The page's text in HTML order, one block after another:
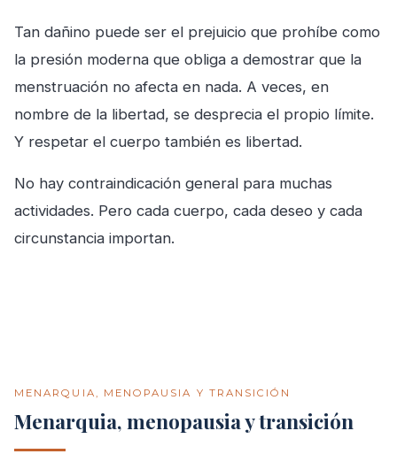
Tan dañino puede ser el prejuicio que prohíbe como
la presión moderna que obliga a demostrar que la
menstruación no afecta en nada. A veces, en
nombre de la libertad, se desprecia el propio límite.
Y respetar el cuerpo también es libertad.
No hay contraindicación general para muchas
actividades. Pero cada cuerpo, cada deseo y cada
circunstancia importan.
MENARQUIA, MENOPAUSIA Y TRANSICIÓN
Menarquia, menopausia y transición